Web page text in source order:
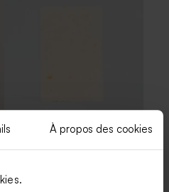
À propos des cookies
Savon artisanal senteur
Citron